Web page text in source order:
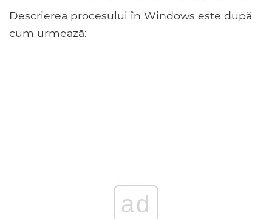
Descrierea procesului în Windows este după
cum urmează:
ad